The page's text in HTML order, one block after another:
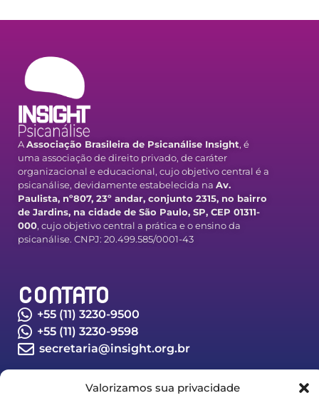
Valorizamos sua privacidade
AAssociação Brasileira de Psicanálise Insight, é
uma associação de direito privado, de caráter
organizacional e educacional, cujo objetivo central é a
psicanálise, devidamente estabelecida na Av.
Paulista, nº807, 23º andar, conjunto 2315, no bairro
de Jardins, na cidade de São Paulo, SP, CEP 01311-
000, cujo objetivo central a prática e o ensino da
psicanálise. CNPJ: 20.499.585/0001-43
CONTATO
+55 (11) 3230-9500
+55 (11) 3230-9598
secretaria@insight.org.br
LINKS IMPORTANTES